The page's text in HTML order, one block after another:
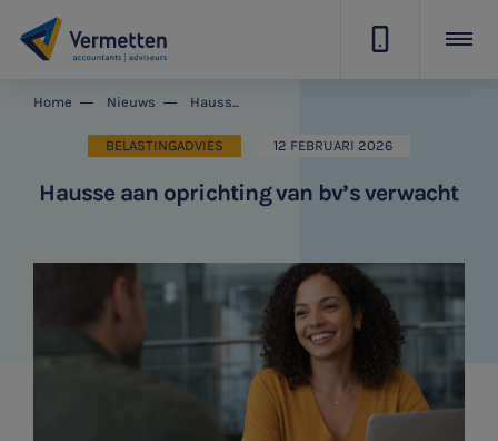
Home Nieuws Hausse aan oprichting van bv’s verwacht
BELASTINGADVIES 12 FEBRUARI 2026
Hausse aan oprichting van bv’s verwacht